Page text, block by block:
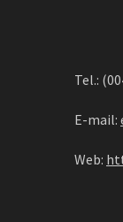
Tel.:
E-mail:
Web: